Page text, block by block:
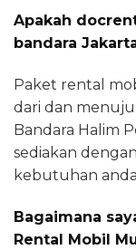
Apakah
bandara
Paket rental
dari dan
Bandara Halim
sediakan
kebutuhan
Bagaimana
Rental Mobil